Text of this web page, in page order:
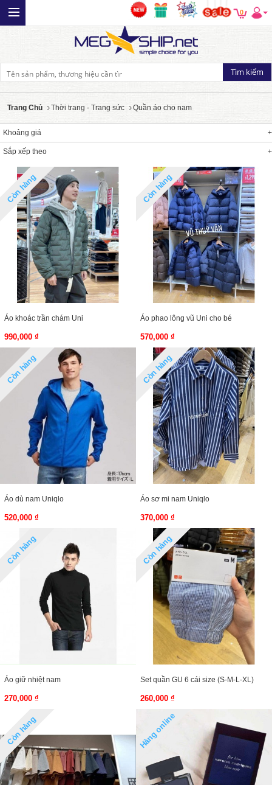
0
Trang Chủ Thời trang - Trang sức Quần áo cho nam
Khoảng giá
Sắp xếp theo
Còn hàng
Áo khoác trần chám Uni
990,000 ₫
Còn hàng
Áo phao lông vũ Uni cho bé
570,000 ₫
Còn hàng
Áo dù nam Uniqlo
520,000 ₫
Còn hàng
Áo sơ mi nam Uniqlo
370,000 ₫
Còn hàng
Áo giữ nhiệt nam
270,000 ₫
Còn hàng
Set quần GU 6 cái size (S-M-L-XL)
260,000 ₫
Còn hàng Hàng online